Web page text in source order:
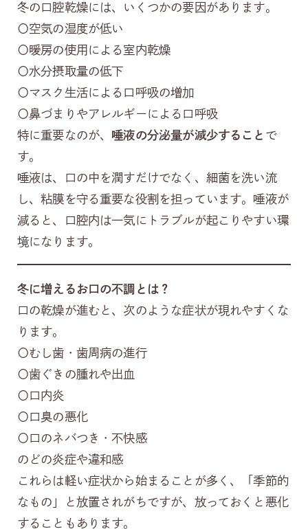
冬の口腔乾燥には、いくつかの要因があります。
〇空気の湿度が低い
〇暖房の使用による室内乾燥
〇水分摂取量の低下
〇マスク生活による口呼吸の増加
〇鼻づまりやアレルギーによる口呼吸
特に重要なのが、 唾液の分泌量が減少すること で
す。
唾液は、口の中を潤すだけでなく、細菌を洗い流
し、粘膜を守る重要な役割を担っています。唾液が
減ると、口腔内は一気にトラブルが起こりやすい環
境になります。
冬に増えるお口の不調とは？
口の乾燥が進むと、次のような症状が現れやすくな
ります。
〇むし歯・歯周病の進行
〇歯ぐきの腫れや出血
〇口内炎
〇口臭の悪化
〇口のネバつき・不快感
のどの炎症や違和感
これらは軽い症状から始まることが多く、「季節的
なもの」と放置されがちですが、放っておくと悪化
することもあります。